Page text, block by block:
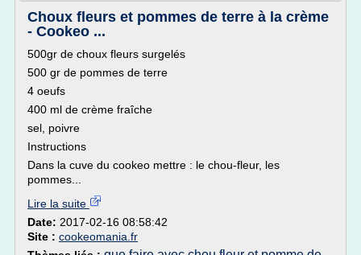
Choux fleurs et pommes de terre à la crème
- Cookeo ...
500gr de choux fleurs surgelés
500 gr de pommes de terre
4 oeufs
400 ml de crème fraîche
sel, poivre
Instructions
Dans la cuve du cookeo mettre : le chou-fleur, les
pommes...
Lire la suite
Date: 2017-02-16 08:58:42
Site : cookeomania.fr